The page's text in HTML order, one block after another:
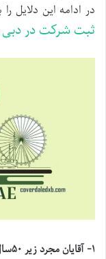
در ادامه این دلایل
ثبت شرکت در دبی
۱- آقایان مجرد زیر ۵۰سال